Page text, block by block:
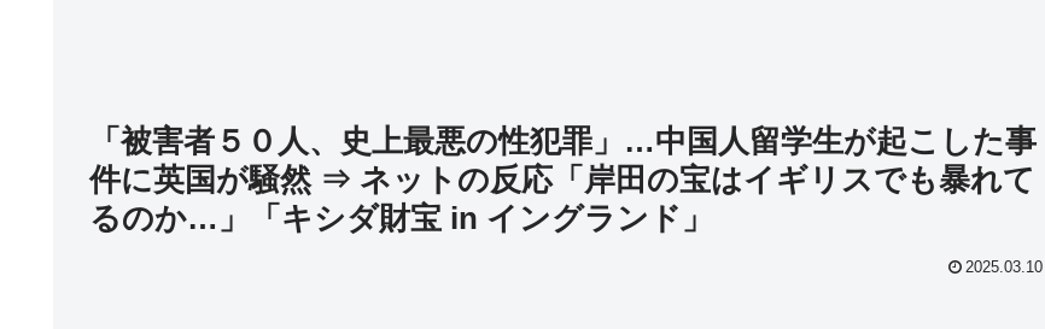
「被害者５０人、史上最悪の性犯罪」…中国人留学生が起こした事
件に英国が騒然 ⇒ ネットの反応「岸田の宝はイギリスでも暴れて
るのか…」「キシダ財宝 in イングランド」
2025.03.10